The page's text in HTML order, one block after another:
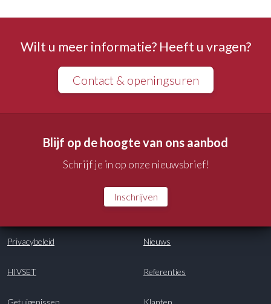
Bekwame helpers
Leidinggevenden
Logistiek assistent
Onderwijs
Sociale dienstverlening
Verpleegkundigen
Verpleegkundigen (Basis, GBV)
zorgkundige wil volgen
Locatie
Wilt u meer informatie? Heeft u vragen?
Contact & openingsuren
Blijf op de hoogte van ons aanbod
Schrijf je in op onze nieuwsbrief!
Inschrijven
Privacybeleid Nieuws
HIVSET Referenties
Getuigenissen Klanten